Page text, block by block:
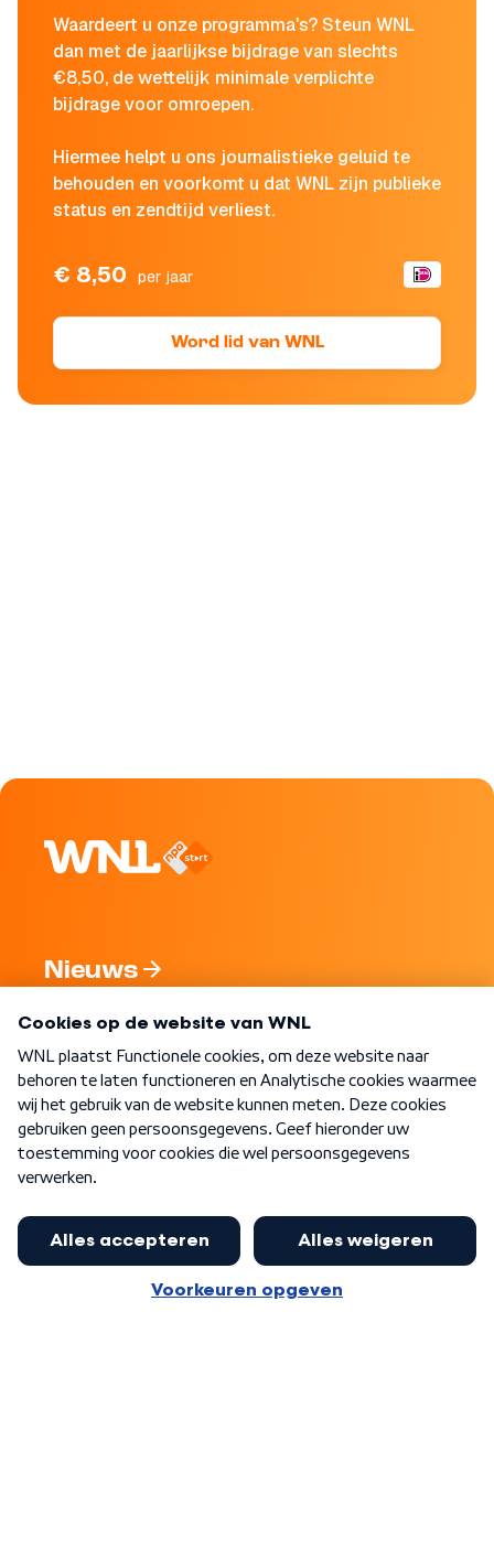
Waardeert u onze programma's? Steun WNL
dan met de jaarlijkse bijdrage van slechts
€8,50, de wettelijk minimale verplichte
bijdrage voor omroepen.
Hiermee helpt u ons journalistieke geluid te
behouden en voorkomt u dat WNL zijn publieke
status en zendtijd verliest.
€ 8,50 per jaar
Word lid van WNL
Nieuws
Nieuwsbrief
Word Lid